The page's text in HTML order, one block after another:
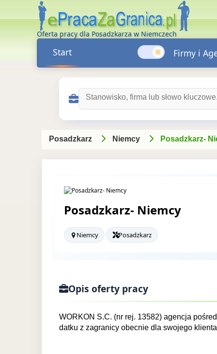
Oferta pracy dla Posadzkarza w Niemczech
Start Firmy i
Szukaj ofert pracy:
Posadzkarz Niemcy Posadzkarz-
Posadzkarz- Niemcy
Niemcy Posadzkarz
Opis oferty pracy
WORKON S.C. (nr rej. 13582) agencja
datku z zagranicy obecnie dla swojego